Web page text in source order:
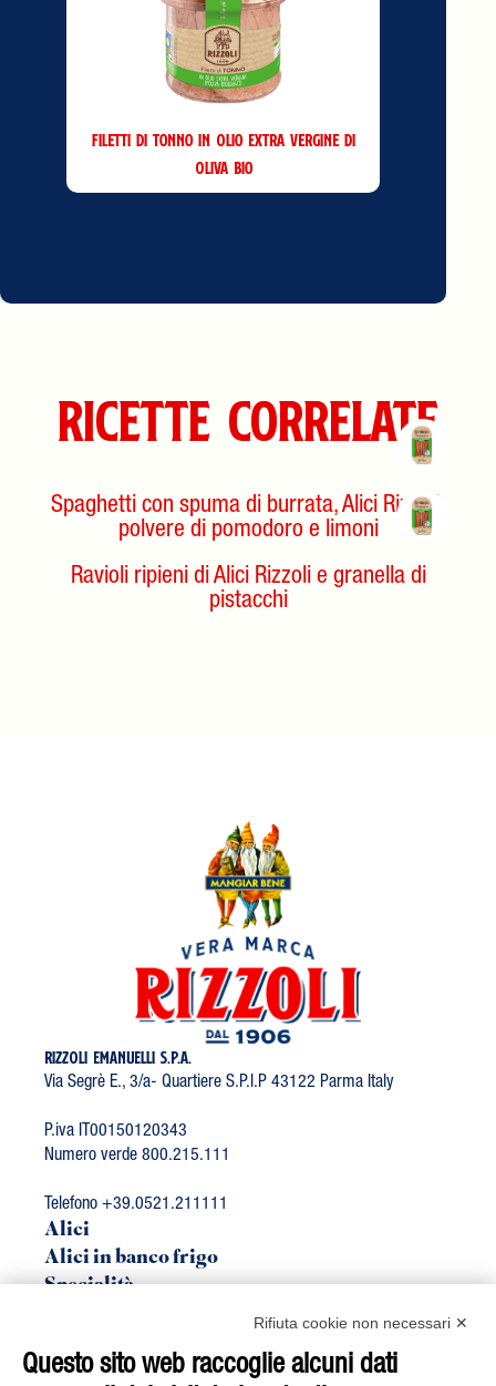
Filetti di Tonno in Olio Extra Vergine di
Oliva Bio
Ricette correlate
Spaghetti con spuma di burrata, Alici Rizzoli,
polvere di pomodoro e limoni
Ravioli ripieni di Alici Rizzoli e granella di
pistacchi
RIZZOLI EMANUELLI S.P.A.
Via Segrè E., 3/a- Quartiere S.P.I.P 43122 Parma Italy
P.iva IT00150120343
Numero verde 800.215.111
Telefono +39.0521.211111
Alici
Alici in banco frigo
Specialità
Tonno
Rifiuta cookie non necessari ✕
Questo sito web raccoglie alcuni dati